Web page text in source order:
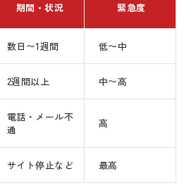
期間・状況 緊急度
数日〜1週間 低〜中
2週間以上 中〜高
電話・メール不
通
高
サイト停止など 最高